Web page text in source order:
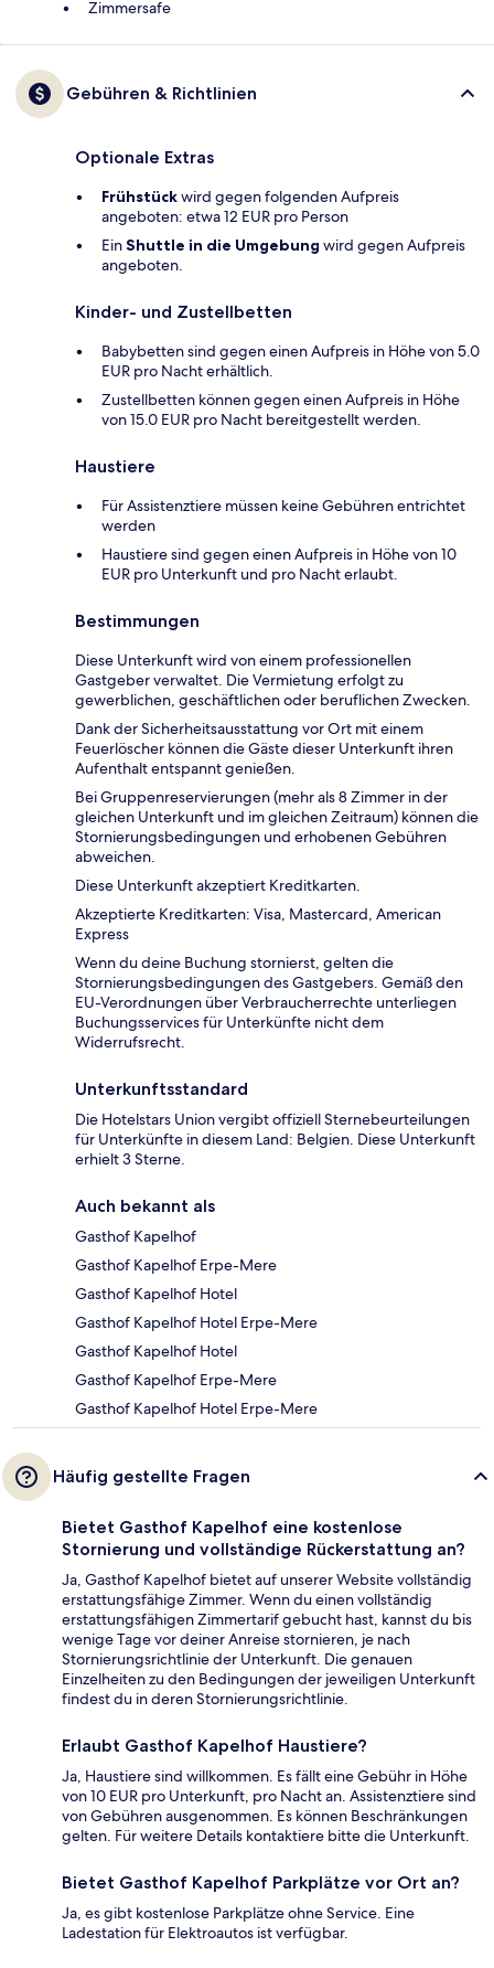
Zimmersafe
Gebühren & Richtlinien
Optionale Extras
Frühstückwird gegen folgenden Aufpreis
angeboten: etwa 12 EUR pro Person
EinShuttle in die Umgebung wird gegen Aufpreis
angeboten.
Kinder- und Zustellbetten
Babybetten sind gegen einen Aufpreis in Höhe von 5.0
EUR pro Nacht erhältlich.
Zustellbetten können gegen einen Aufpreis in Höhe
von 15.0 EUR pro Nacht bereitgestellt werden.
Haustiere
Für Assistenztiere müssen keine Gebühren entrichtet
werden
Haustiere sind gegen einen Aufpreis in Höhe von 10
EUR pro Unterkunft und pro Nacht erlaubt.
Bestimmungen
Diese Unterkunft wird von einem professionellen
Gastgeber verwaltet. Die Vermietung erfolgt zu
gewerblichen, geschäftlichen oder beruflichen Zwecken.
Dank der Sicherheitsausstattung vor Ort mit einem
Feuerlöscher können die Gäste dieser Unterkunft ihren
Aufenthalt entspannt genießen.
Bei Gruppenreservierungen (mehr als 8 Zimmer in der
gleichen Unterkunft und im gleichen Zeitraum) können die
Stornierungsbedingungen und erhobenen Gebühren
abweichen.
Diese Unterkunft akzeptiert Kreditkarten.
Akzeptierte Kreditkarten: Visa, Mastercard, American
Express
Wenn du deine Buchung stornierst, gelten die
Stornierungsbedingungen des Gastgebers. Gemäß den
EU-Verordnungen über Verbraucherrechte unterliegen
Buchungsservices für Unterkünfte nicht dem
Widerrufsrecht.
Unterkunftsstandard
Die Hotelstars Union vergibt offiziell Sternebeurteilungen
für Unterkünfte in diesem Land: Belgien. Diese Unterkunft
erhielt 3 Sterne.
Auch bekannt als
Gasthof Kapelhof
Gasthof Kapelhof Erpe-Mere
Gasthof Kapelhof Hotel
Gasthof Kapelhof Hotel Erpe-Mere
Gasthof Kapelhof Hotel
Gasthof Kapelhof Erpe-Mere
Gasthof Kapelhof Hotel Erpe-Mere
Häufig gestellte Fragen
Bietet Gasthof Kapelhof eine kostenlose
Stornierung und vollständige Rückerstattung an?
Ja, Gasthof Kapelhof bietet auf unserer Website vollständig
erstattungsfähige Zimmer. Wenn du einen vollständig
erstattungsfähigen Zimmertarif gebucht hast, kannst du bis
wenige Tage vor deiner Anreise stornieren, je nach
Stornierungsrichtlinie der Unterkunft. Die genauen
Einzelheiten zu den Bedingungen der jeweiligen Unterkunft
findest du in deren Stornierungsrichtlinie.
Erlaubt Gasthof Kapelhof Haustiere?
Ja, Haustiere sind willkommen. Es fällt eine Gebühr in Höhe
von 10 EUR pro Unterkunft, pro Nacht an. Assistenztiere sind
von Gebühren ausgenommen. Es können Beschränkungen
gelten. Für weitere Details kontaktiere bitte die Unterkunft.
Bietet Gasthof Kapelhof Parkplätze vor Ort an?
Ja, es gibt kostenlose Parkplätze ohne Service. Eine
Ladestation für Elektroautos ist verfügbar.